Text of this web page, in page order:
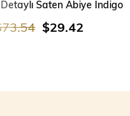
Saten Abiye İndigo
$29.42